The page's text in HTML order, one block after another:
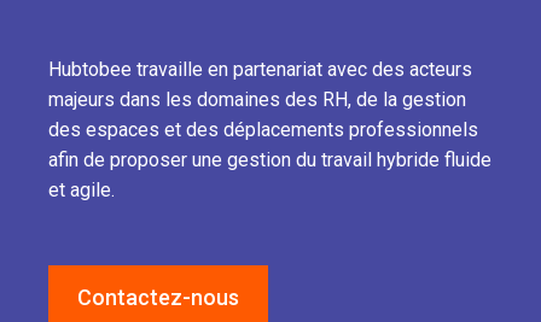
Hubtobee travaille en partenariat avec des acteurs
majeurs dans les domaines des RH, de la gestion
des espaces et des déplacements professionnels
afin de proposer une gestion du travail hybride fluide
et agile.
Contactez-nous